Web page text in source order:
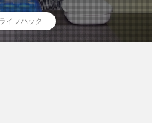
ライフハック